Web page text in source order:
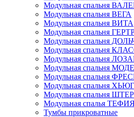
Модульная спальня
Модульная спальня ВЕГА
Модульная спальня ВИТА
Модульная спальня
Модульная спальня
Модульная спальня
Модульная спальня
Модульная спальня
Модульная спальня
Модульная спальня
Модульная спальня
Модульная спалья
Тумбы прикроватные